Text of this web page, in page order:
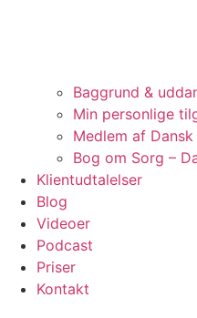
Baggrund &
Min personlige
Medlem af
Bog om Sorg –
Klientudtalelser
Blog
Videoer
Podcast
Priser
Kontakt